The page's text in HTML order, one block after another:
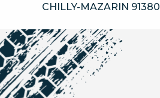
CHILLY-MAZARIN 91380